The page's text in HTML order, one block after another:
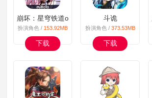
崩坏：星穹铁道oppo
扮演角色 / 153.92MB
下载
斗诡
扮演角色 / 373.53MB
下载